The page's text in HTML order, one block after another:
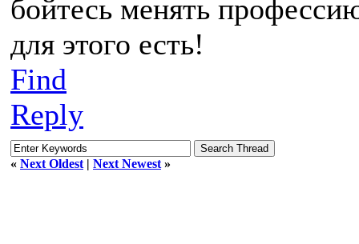
бойтесь менять
для этого есть!
Find
Reply
« Next Oldest | Next Newest »